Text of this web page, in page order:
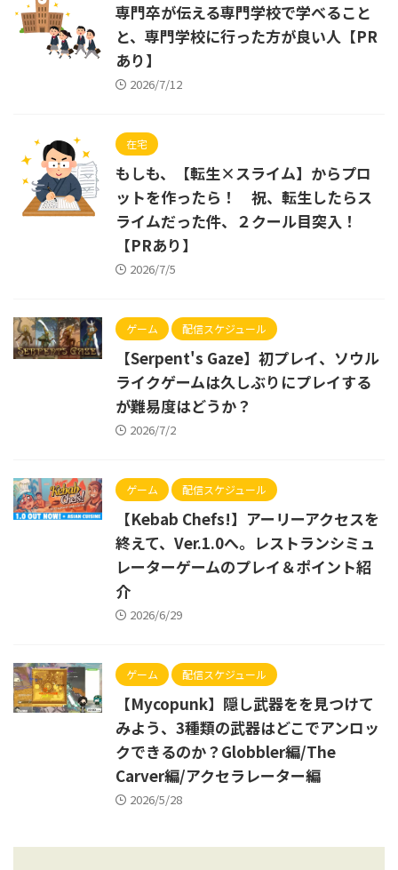
専門卒が伝える専門学校で学べること
と、専門学校に行った方が良い人【PR
あり】
2026/7/12
在宅
もしも、【転生×スライム】からプロ
ットを作ったら！ 祝、転生したらス
ライムだった件、２クール目突入！
【PRあり】
2026/7/5
ゲーム 配信スケジュール
【Serpent's Gaze】初プレイ、ソウル
ライクゲームは久しぶりにプレイする
が難易度はどうか？
2026/7/2
ゲーム 配信スケジュール
【Kebab Chefs!】アーリーアクセスを
終えて、Ver.1.0へ。レストランシミュ
レーターゲームのプレイ＆ポイント紹
介
2026/6/29
ゲーム 配信スケジュール
【Mycopunk】隠し武器をを見つけて
みよう、3種類の武器はどこでアンロッ
クできるのか？Globbler編/The
Carver編/アクセラレーター編
2026/5/28